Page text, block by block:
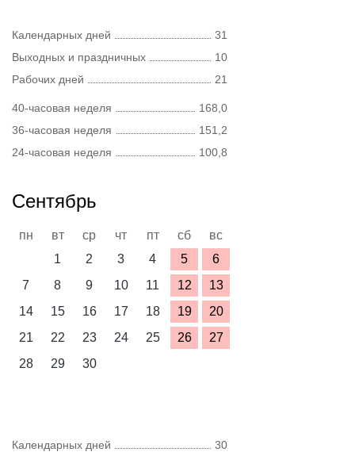
Календарных дней
31
Выходных и праздничных
10
Рабочих дней
21
40-часовая неделя
168,0
36-часовая неделя
151,2
24-часовая неделя
100,8
Сентябрь
пн вт ср чт пт сб
вс
1
2 3 4 5
6
7
8 9 10 11 12
13
14
15 16 17 18 19
20
21
22 23 24 25 26
27
28
29 30
Календарных дней
30